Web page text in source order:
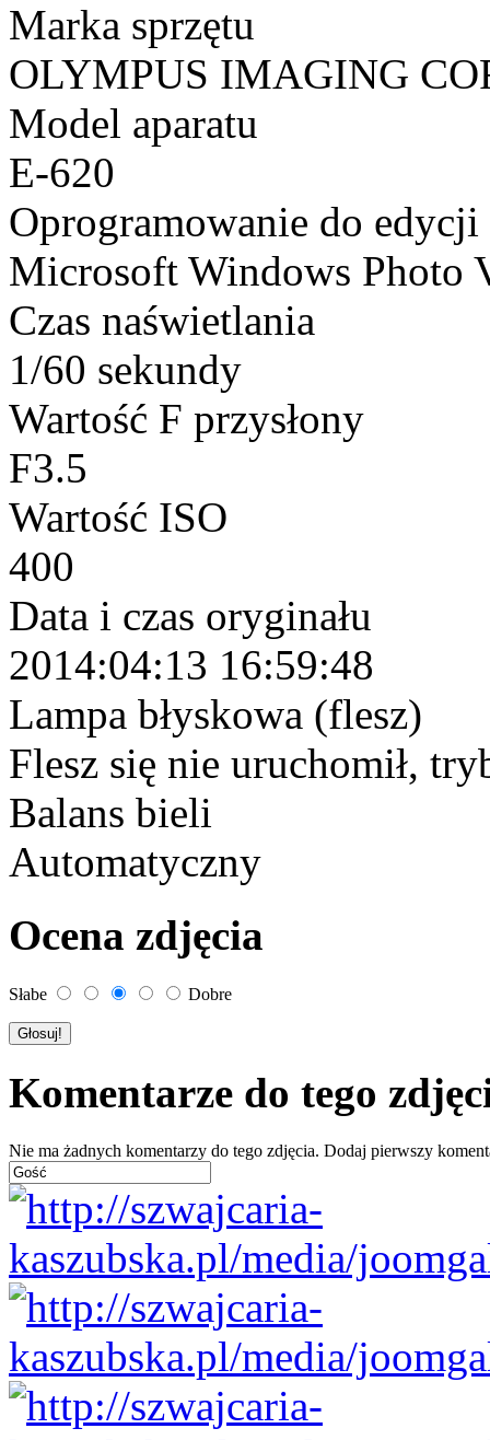
Marka sprzętu
OLYMPUS IMAGING
Model aparatu
E-620
Oprogramowanie do edycji
Microsoft Windows Photo
Czas naświetlania
1/60 sekundy
Wartość F przysłony
F3.5
Wartość ISO
400
Data i czas oryginału
2014:04:13 16:59:48
Lampa błyskowa (flesz)
Flesz się nie uruchomił,
Balans bieli
Automatyczny
Ocena zdjęcia
Słabe Dobre
Komentarze do tego
Nie ma żadnych komentarzy do tego zdjęcia. Dodaj pierwszy